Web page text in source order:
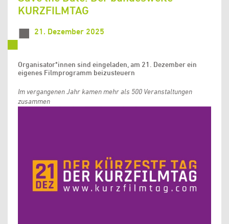
Verein
KURZFILMTAG
21. Dezember 2025
Organisator*innen sind eingeladen, am 21. Dezember ein
eigenes Filmprogramm beizusteuern
Im vergangenen Jahr kamen mehr als 500 Veranstaltungen
zusammen